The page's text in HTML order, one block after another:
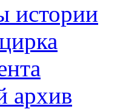
истории
архив